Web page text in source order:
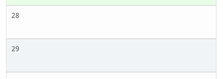
28
29